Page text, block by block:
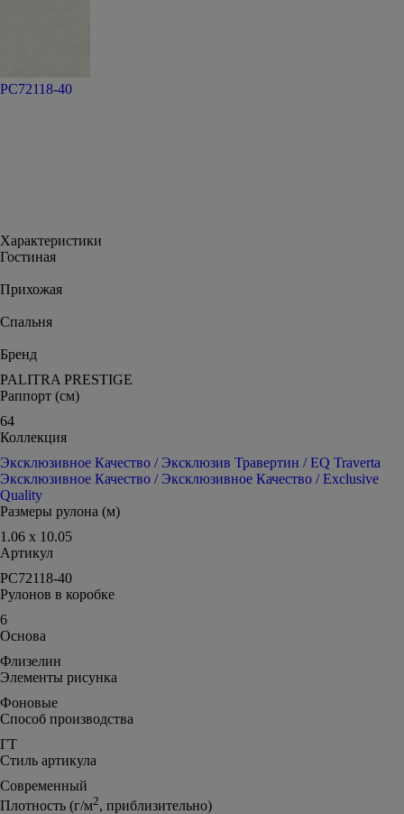
PC72118-40
Характеристики
Гостиная
Прихожая
Спальня
Бренд
PALITRA PRESTIGE
Раппорт (см)
64
Коллекция
Эксклюзивное Качество / Эксклюзив Травертин / EQ Traverta
Эксклюзивное Качество / Эксклюзивное Качество / Exclusive
Quality
Размеры рулона (м)
1.06 x 10.05
Артикул
PC72118-40
Рулонов в коробке
6
Основа
Флизелин
Элементы рисунка
Фоновые
Способ производства
ГТ
Стиль артикула
Современный
Плотность (г/м2, приблизительно)